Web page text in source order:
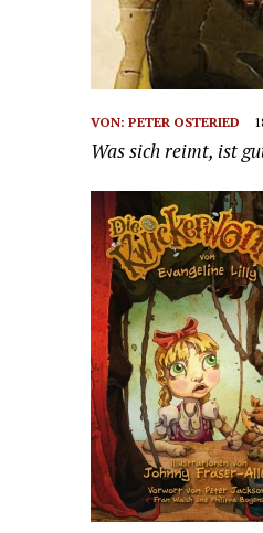
VON: PETER OSTERIED
Was sich reimt, ist